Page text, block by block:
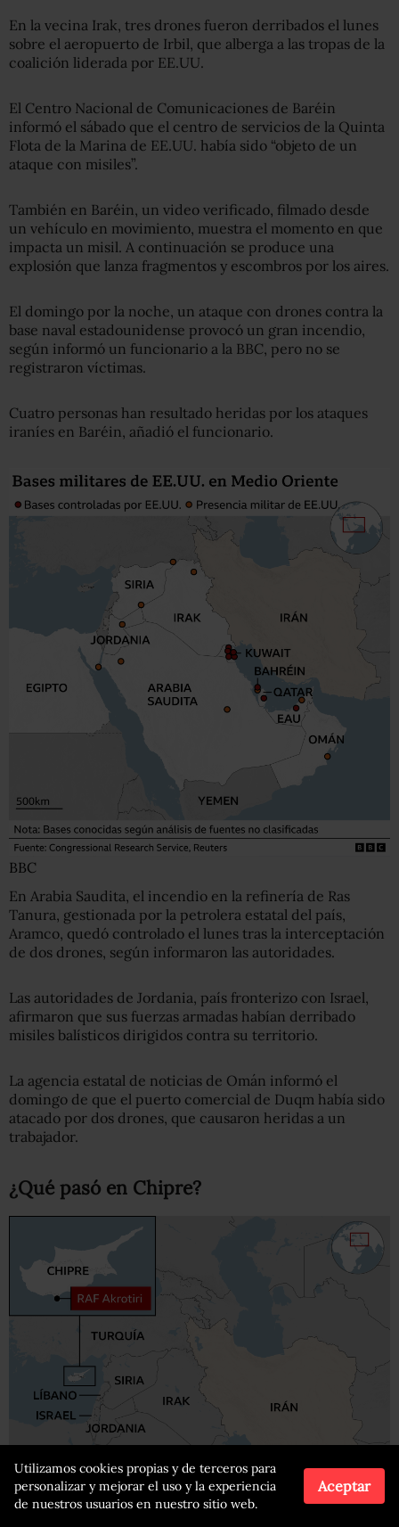
En la vecina Irak, tres drones fueron derribados el lunes
sobre el aeropuerto de Irbil, que alberga a las tropas de la
coalición liderada por EE.UU.
El Centro Nacional de Comunicaciones de Baréin
informó el sábado que el centro de servicios de la Quinta
Flota de la Marina de EE.UU. había sido “objeto de un
ataque con misiles”.
También en Baréin, un video verificado, filmado desde
un vehículo en movimiento, muestra el momento en que
impacta un misil. A continuación se produce una
explosión que lanza fragmentos y escombros por los aires.
El domingo por la noche, un ataque con drones contra la
base naval estadounidense provocó un gran incendio,
según informó un funcionario a la BBC, pero no se
registraron víctimas.
Cuatro personas han resultado heridas por los ataques
iraníes en Baréin, añadió el funcionario.
BBC
En Arabia Saudita, el incendio en la refinería de Ras
Tanura, gestionada por la petrolera estatal del país,
Aramco, quedó controlado el lunes tras la interceptación
de dos drones, según informaron las autoridades.
Las autoridades de Jordania, país fronterizo con Israel,
afirmaron que sus fuerzas armadas habían derribado
misiles balísticos dirigidos contra su territorio.
La agencia estatal de noticias de Omán informó el
domingo de que el puerto comercial de Duqm había sido
atacado por dos drones, que causaron heridas a un
trabajador.
¿Qué pasó en Chipre?
Utilizamos cookies propias y de terceros para
personalizar y mejorar el uso y la experiencia
de nuestros usuarios en nuestro sitio web.
Aceptar